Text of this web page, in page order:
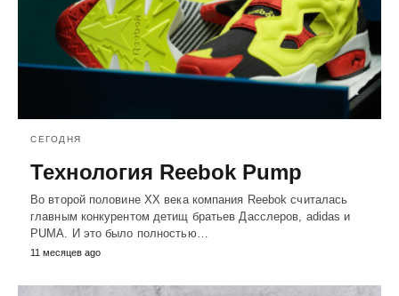
СЕГОДНЯ
Технология Reebok Pump
Во второй половине XX века компания Reebok считалась
главным конкурентом детищ братьев Дасслеров, adidas и
PUMA. И это было полностью…
11 месяцев ago